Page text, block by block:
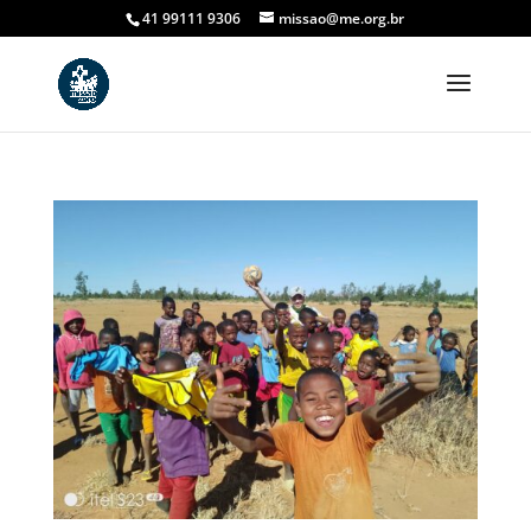
41 99111 9306 missao@me.org.br